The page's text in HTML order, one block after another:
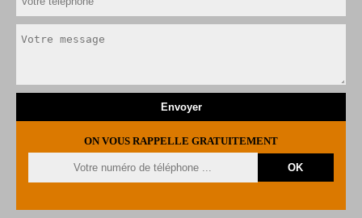
ON VOUS RAPPELLE GRATUITEMENT